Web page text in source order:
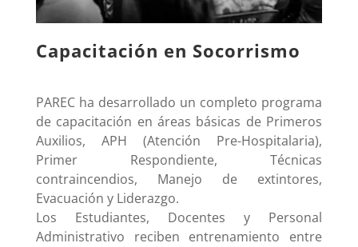
Capacitación en Socorrismo
PAREC ha desarrollado un completo programa
de capacitación en áreas básicas de Primeros
Auxilios, APH (Atención Pre-Hospitalaria),
Primer Respondiente, Técnicas
contraincendios, Manejo de extintores,
Evacuación y Liderazgo.
Los Estudiantes, Docentes y Personal
Administrativo reciben entrenamiento entre